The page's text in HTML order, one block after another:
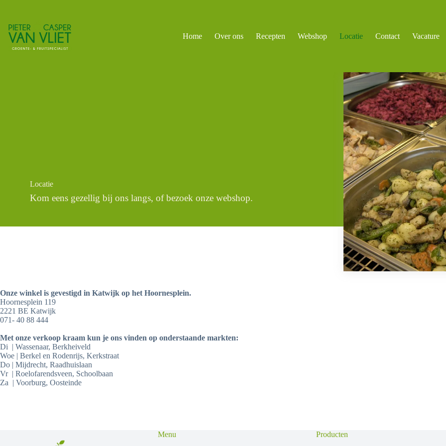
inhoud
Home Over ons Recepten Webshop Locatie Contact Vacature
Locatie
Kom eens gezellig bij ons langs, of bezoek onze webshop.
Onze winkel is gevestigd in Katwijk op het Hoornesplein.
Hoornesplein 119
2221 BE Katwijk
071- 40 88 444
Met onze verkoop kraam kun je ons vinden op onderstaande markten:
Di | Wassenaar, Berkheiveld
Woe | Berkel en Rodenrijs, Kerkstraat
Do | Mijdrecht, Raadhuislaan
Vr | Roelofarendsveen, Schoolbaan
Za | Voorburg, Oosteinde
Menu Producten